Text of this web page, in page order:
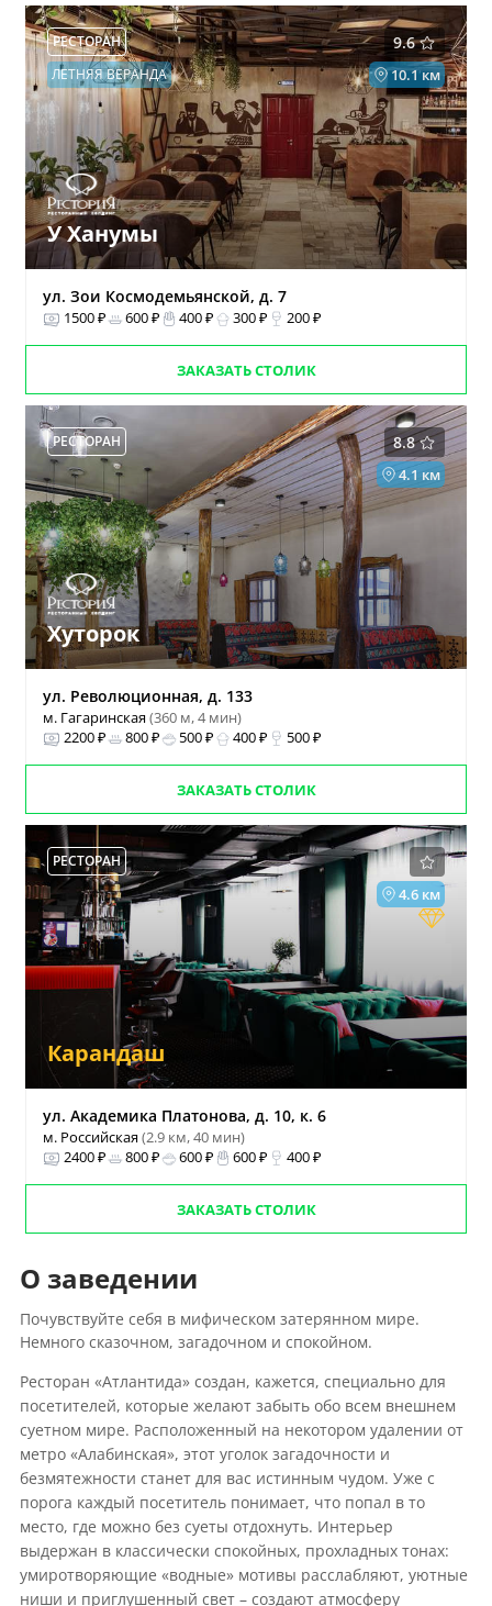
9.6
РЕСТОРАН
10.1 км
ЛЕТНЯЯ ВЕРАНДА
У Ханумы
ул. Зои Космодемьянской, д. 7
1500 ₽ 600 ₽ 400 ₽ 300 ₽ 200 ₽
ЗАКАЗАТЬ СТОЛИК
8.8
РЕСТОРАН
4.1 км
Хуторок
ул. Революционная, д. 133
м. Гагаринская(360 м, 4 мин)
2200 ₽
800 ₽ 500 ₽ 400 ₽ 500 ₽
ЗАКАЗАТЬ СТОЛИК
РЕСТОРАН
4.6 км
Карандаш
ул. Академика Платонова, д. 10, к. 6
м. Российская(2.9 км, 40 мин)
2400 ₽
800 ₽ 600 ₽ 600 ₽ 400 ₽
ЗАКАЗАТЬ СТОЛИК
О заведении
Почувствуйте себя в мифическом затерянном мире.
Немного сказочном, загадочном и спокойном.
Ресторан «Атлантида» создан, кажется, специально для
посетителей, которые желают забыть обо всем внешнем
суетном мире. Расположенный на некотором удалении от
метро «Алабинская», этот уголок загадочности и
безмятежности станет для вас истинным чудом. Уже с
порога каждый посетитель понимает, что попал в то
место, где можно без суеты отдохнуть. Интерьер
выдержан в классически спокойных, прохладных тонах:
умиротворяющие «водные» мотивы расслабляют, уютные
ниши и приглушенный свет – создают атмосферу